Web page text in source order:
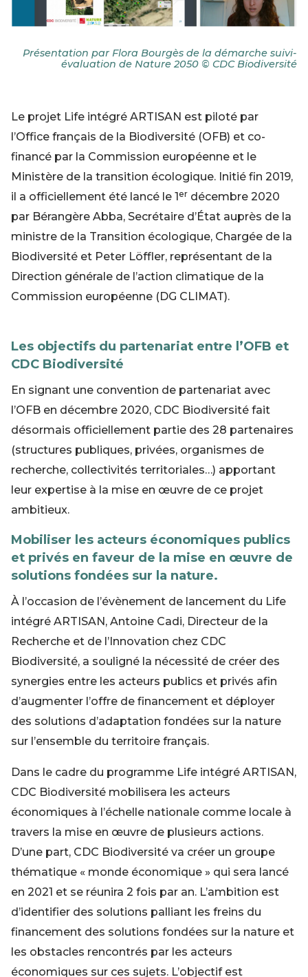
Présentation par Flora Bourgès de la démarche suivi-
évaluation de Nature 2050 © CDC Biodiversité
Le projet Life intégré ARTISAN est piloté par
l’Office français de la Biodiversité (OFB) et co-
financé par la Commission européenne et le
Ministère de la transition écologique. Initié fin 2019,
il a officiellement été lancé le 1er décembre 2020
par Bérangère Abba, Secrétaire d’État auprès de la
ministre de la Transition écologique, Chargée de la
Biodiversité et Peter Löffler, représentant de la
Direction générale de l’action climatique de la
Commission européenne (DG CLIMAT).
Les objectifs du partenariat entre l’OFB et
CDC Biodiversité
En signant une convention de partenariat avec
l’OFB en décembre 2020, CDC Biodiversité fait
désormais officiellement partie des 28 partenaires
(structures publiques, privées, organismes de
recherche, collectivités territoriales…) apportant
leur expertise à la mise en œuvre de ce projet
ambitieux.
Mobiliser les acteurs économiques publics
et privés en faveur de la mise en œuvre de
solutions fondées sur la nature.
À l’occasion de l’évènement de lancement du Life
intégré ARTISAN, Antoine Cadi, Directeur de la
Recherche et de l’Innovation chez CDC
Biodiversité, a souligné la nécessité de créer des
synergies entre les acteurs publics et privés afin
d’augmenter l’offre de financement et déployer
des solutions d’adaptation fondées sur la nature
sur l’ensemble du territoire français.
Dans le cadre du programme Life intégré ARTISAN,
CDC Biodiversité mobilisera les acteurs
économiques à l’échelle nationale comme locale à
travers la mise en œuvre de plusieurs actions.
D’une part, CDC Biodiversité va créer un groupe
thématique « monde économique » qui sera lancé
en 2021 et se réunira 2 fois par an. L’ambition est
d’identifier des solutions palliant les freins du
financement des solutions fondées sur la nature et
les obstacles rencontrés par les acteurs
économiques sur ces sujets. L’objectif est